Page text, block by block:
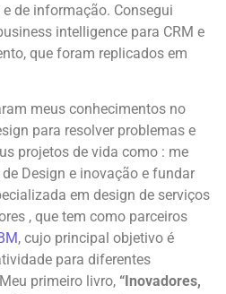
e de informação. Consegui
intelligence para CRM e
que foram replicados em
meus conhecimentos no
para resolver problemas e
projetos de vida como : me
Design e inovação e fundar
em design de serviços
, que tem como parceiros
, cujo principal objetivo é
para diferentes
primeiro livro, “Inovadores,